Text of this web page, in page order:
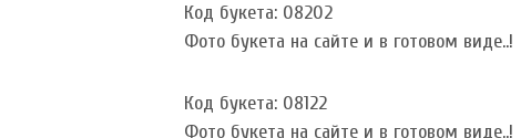
Код букета: 08202
Фото букета на сайте и в готовом виде..!
Код букета: 08122
Фото букета на сайте и в готовом виде..!